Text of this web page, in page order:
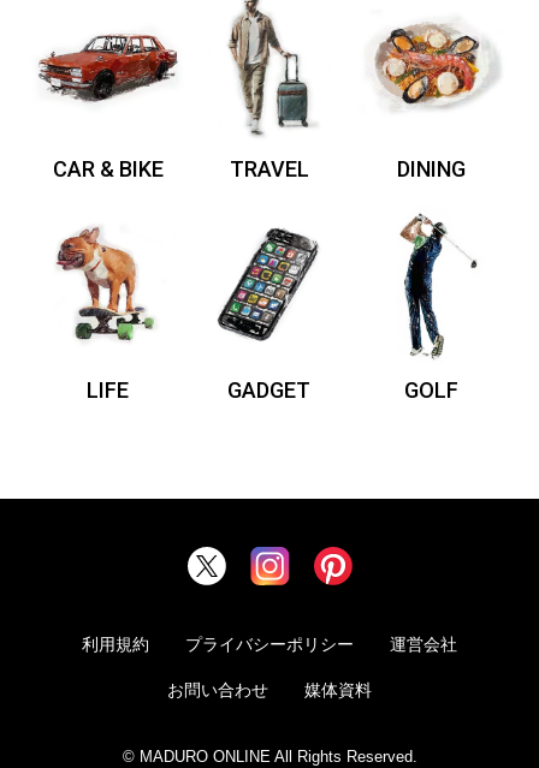
CAR & BIKE TRAVEL DINING
LIFE GADGET GOLF
利用規約 プライバシーポリシー 運営会社
お問い合わせ 媒体資料
© MADURO ONLINE All Rights Reserved.